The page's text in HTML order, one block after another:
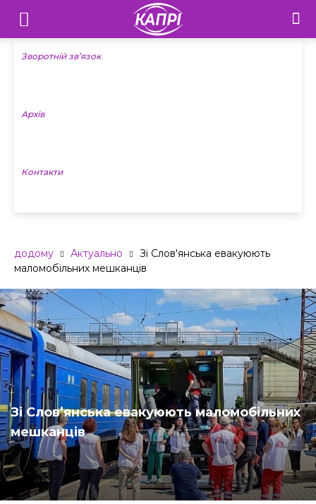
Телебачення
«Капрі»
Новини
Зворотній зв’язок
Архів
Контакти
додому Актуально
Зі Слов'янська евакуюють
маломобільних мешканців
Зі Слов’янська евакуюють маломобільних
мешканців